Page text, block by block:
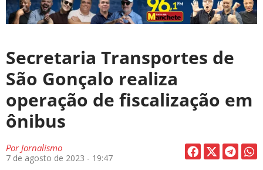
Secretaria Transportes de
São Gonçalo realiza
operação de fiscalização em
ônibus
PorJornalismo
7 de agosto de 2023 - 19:47